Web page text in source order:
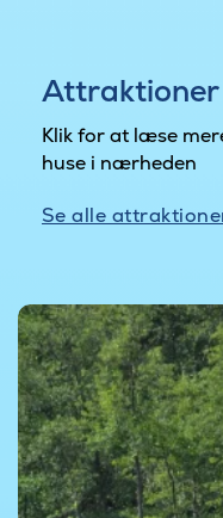
Klik for at læse
huse i nærheden
Se alle